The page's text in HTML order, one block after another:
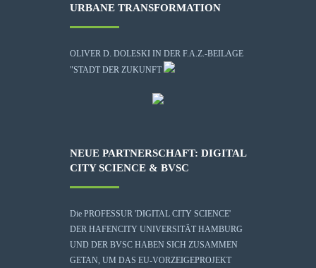
URBANE TRANSFORMATION
OLIVER D. DOLESKI IN DER F.A.Z.-BEILAGE
"STADT DER ZUKUNFT
NEUE PARTNERSCHAFT: DIGITAL
CITY SCIENCE & BVSC
Die PROFESSUR 'DIGITAL CITY SCIENCE'
DER HAFENCITY UNIVERSITÄT HAMBURG
UND DER BVSC HABEN SICH ZUSAMMEN
GETAN, UM DAS EU-VORZEIGEPROJEKT